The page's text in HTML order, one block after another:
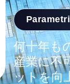
何十年も
産業に不
ットを向